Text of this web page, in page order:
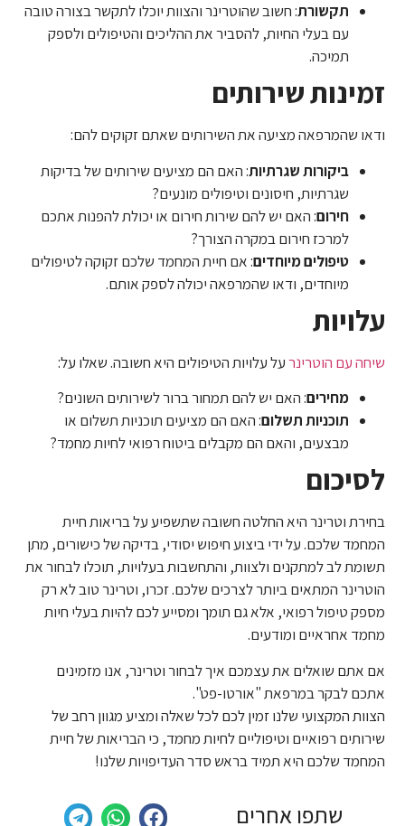
תקשורת: חשוב שהוטרינר והצוות יוכלו לתקשר בצורה טובה
עם בעלי החיות, להסביר את ההליכים והטיפולים ולספק
תמיכה.
זמינות שירותים
ודאו שהמרפאה מציעה את השירותים שאתם זקוקים להם:
ביקורות שגרתיות: האם הם מציעים שירותים של בדיקות
שגרתיות, חיסונים וטיפולים מונעים?
חירום: האם יש להם שירות חירום או יכולת להפנות אתכם
למרכז חירום במקרה הצורך?
טיפולים מיוחדים: אם חיית המחמד שלכם זקוקה לטיפולים
מיוחדים, ודאו שהמרפאה יכולה לספק אותם.
עלויות
שיחה עם הוטרינרעל עלויות הטיפולים היא חשובה. שאלו על:
מחירים: האם יש להם תמחור ברור לשירותים השונים?
תוכניות תשלום: האם הם מציעים תוכניות תשלום או
מבצעים, והאם הם מקבלים ביטוח רפואי לחיות מחמד?
לסיכום
בחירת וטרינר היא החלטה חשובה שתשפיע על בריאות חיית
המחמד שלכם. על ידי ביצוע חיפוש יסודי, בדיקה של כישורים, מתן
תשומת לב למתקנים ולצוות, והתחשבות בעלויות, תוכלו לבחור את
הוטרינר המתאים ביותר לצרכים שלכם. זכרו, וטרינר טוב לא רק
מספק טיפול רפואי, אלא גם תומך ומסייע לכם להיות בעלי חיות
מחמד אחראיים ומודעים.
אם אתם שואלים את עצמכם איך לבחור וטרינר, אנו מזמינים
אתכם לבקר במרפאת "אורטו-פט".
הצוות המקצועי שלנו זמין לכם לכל שאלה ומציע מגוון רחב של
שירותים רפואיים וטיפוליים לחיות מחמד, כי הבריאות של חיית
המחמד שלכם היא תמיד בראש סדר העדיפויות שלנו!
שתפו אחרים